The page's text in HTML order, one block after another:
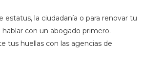
la ciudadanía o para renovar tu
con un abogado primero.
tus huellas con las agencias de